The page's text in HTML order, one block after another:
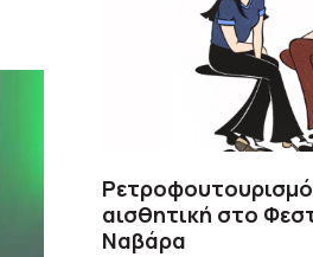
αισθητική στο
Ναβάρα